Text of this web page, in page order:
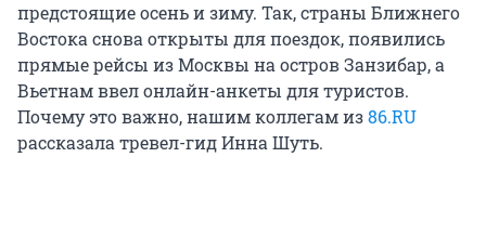
предстоящие осень и зиму. Так, страны Ближнего
Востока снова открыты для поездок, появились
прямые рейсы из Москвы на остров Занзибар, а
Вьетнам ввел онлайн-анкеты для туристов.
Почему это важно, нашим коллегам из86.RU
рассказала тревел-гид Инна Шуть.